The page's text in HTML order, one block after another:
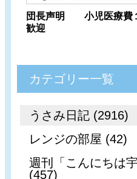
団長声明 小児医療費
歓迎
カテゴリー一覧
うさみ日記 (2916)
レンジの部屋 (42)
週刊「こんにちは
(457)